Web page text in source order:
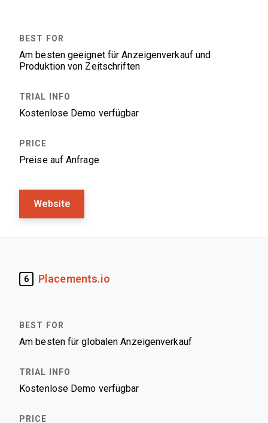
Am besten geeignet für Anzeigenverkauf und
Produktion von Zeitschriften
Kostenlose Demo verfügbar
Preise auf Anfrage
Website
6 Placements.io
Am besten für globalen Anzeigenverkauf
Kostenlose Demo verfügbar